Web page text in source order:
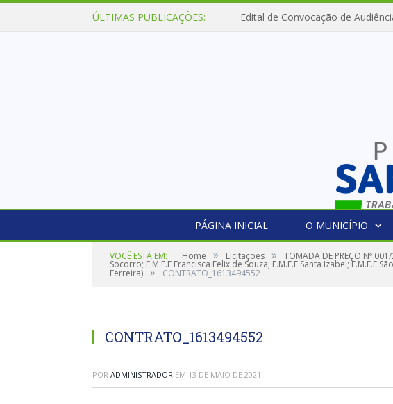
ÚLTIMAS PUBLICAÇÕES: Edital de Convocação de
PÁGINA INICIAL O MUNICÍPIO
VOCÊ ESTÁ EM: Home » Licitações » TOMADA DE PREÇO Nº
Socorro; E.M.E.F Francisca Felix de Souza; E.M.E.F Santa Izabel;
Ferreira) » CONTRATO_1613494552
CONTRATO_1613494552
POR ADMINISTRADOR EM 13 DE MAIO DE 2021